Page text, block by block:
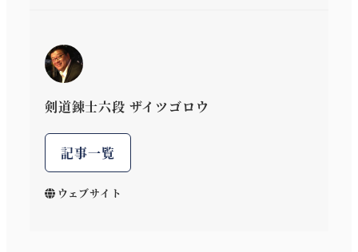
剣道錬士六段 ザイツゴロウ
記事一覧
ウェブサイト